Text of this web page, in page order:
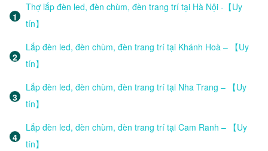
Thợ lắp đèn led, đèn chùm, đèn trang trí tại Hà Nội -【Uy
tín】
Lắp đèn led, đèn chùm, đèn trang trí tại Khánh Hoà – 【Uy
tín】
Lắp đèn led, đèn chùm, đèn trang trí tại Nha Trang – 【Uy
tín】
Lắp đèn led, đèn chùm, đèn trang trí tại Cam Ranh – 【Uy
tín】